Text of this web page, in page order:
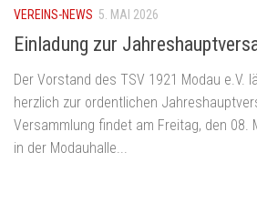
VEREINS-NEWS 5. MAI 2026
Einladung zur
Der Vorstand des TSV 1921 Modau e.V.
herzlich zur ordentlichen
Versammlung findet am Freitag, den 08.
in der Modauhalle...